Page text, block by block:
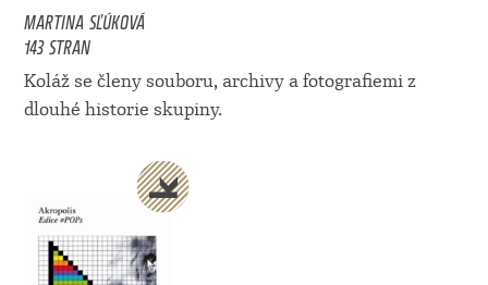
MARTINA SĽÚKOVÁ
143 STRAN
Koláž se členy souboru, archivy a fotografiemi z
dlouhé historie skupiny.